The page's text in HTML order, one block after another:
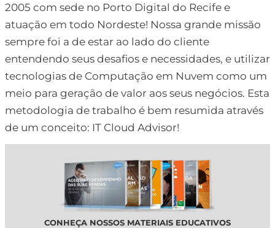
2005 com sede no Porto Digital do Recife e
atuação em todo Nordeste! Nossa grande missão
sempre foi a de estar ao lado do cliente
entendendo seus desafios e necessidades, e utilizar
tecnologias de Computação em Nuvem como um
meio para geração de valor aos seus negócios. Esta
metodologia de trabalho é bem resumida através
de um conceito: IT Cloud Advisor!
CONHEÇA NOSSOS MATERIAIS EDUCATIVOS